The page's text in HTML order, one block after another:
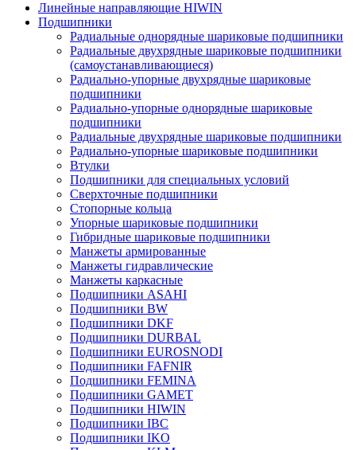
Линейные направляющие HIWIN
Подшипники
Радиальные однорядные шариковые подшипники
Радиальные двухрядные шариковые подшипники
(самоустанавливающиеся)
Радиально-упорные двухрядные шариковые
подшипники
Радиально-упорные однорядные шариковые
подшипники
Радиальные двухрядные шариковые подшипники
Радиально-упорные шариковые подшипники
Втулки
Подшипники для специальных условий
Сверхточные подшипники
Стопорные кольца
Упорные шариковые подшипники
Гибридные шариковые подшипники
Манжеты армированные
Манжеты гидравлические
Манжеты каркасные
Подшипники ASAHI
Подшипники BW
Подшипники DKF
Подшипники DURBAL
Подшипники EUROSNODI
Подшипники FAFNIR
Подшипники FEMINA
Подшипники GAMET
Подшипники HIWIN
Подшипники IBC
Подшипники IKO